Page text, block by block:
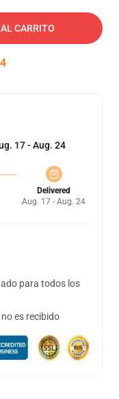
CARRITO
17 - Aug. 24
Delivered
Aug. 17 - Aug. 24
para todos los
es recibido